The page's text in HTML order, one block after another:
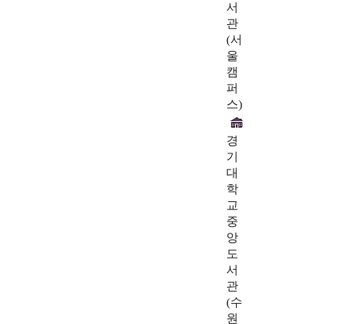
서
관
(서
울
캠
퍼
스)
경
기
대
학
교
중
앙
도
서
관
(수
원